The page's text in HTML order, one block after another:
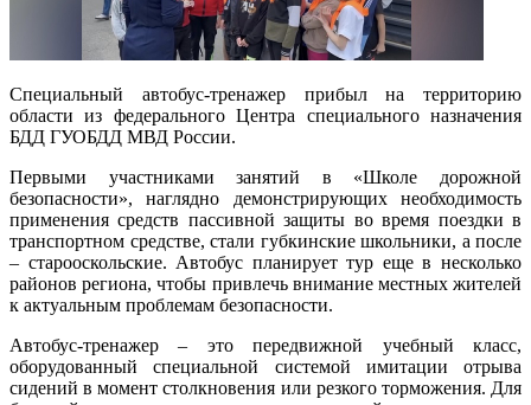
Специальный автобус-тренажер прибыл на территорию
области из федерального Центра специального назначения
БДД ГУОБДД МВД России.
Первыми участниками занятий в «Школе дорожной
безопасности», наглядно демонстрирующих необходимость
применения средств пассивной защиты во время поездки в
транспортном средстве, стали губкинские школьники, а после
– старооскольские. Автобус планирует тур еще в несколько
районов региона, чтобы привлечь внимание местных жителей
к актуальным проблемам безопасности.
Автобус-тренажер – это передвижной учебный класс,
оборудованный специальной системой имитации отрыва
сидений в момент столкновения или резкого торможения. Для